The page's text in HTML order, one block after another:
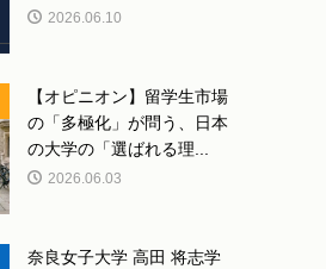
2026.06.10
【オピニオン】留学生市場
の「多極化」が問う、日本
の大学の「選ばれる理...
2026.06.03
奈良女子大学 高田 将志学